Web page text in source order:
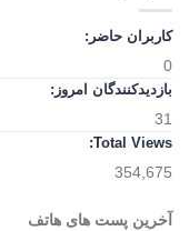
کاربران حاضر:
0
بازدیدکنندگان امروز:
31
Total Views:
354,675
آخرین پست های هاتف